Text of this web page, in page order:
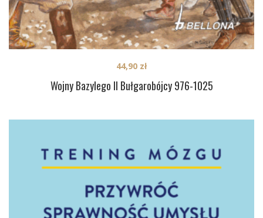
Wojny Bazylego II Bułgarobójcy 976-1025
44,90 zł